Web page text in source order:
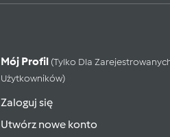
Mój Profil (tylko Dla
Użytkowników)
Zaloguj się
Utwórz nowe konto